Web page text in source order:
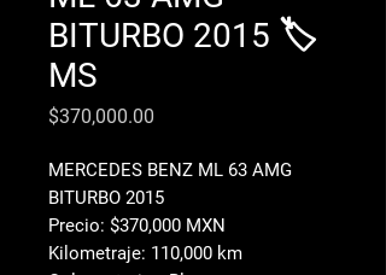
BITURBO 2015 🏷️
MS
$370,000.00
MERCEDES BENZ ML 63 AMG
BITURBO 2015
Precio: $370,000 MXN
Kilometraje: 110,000 km